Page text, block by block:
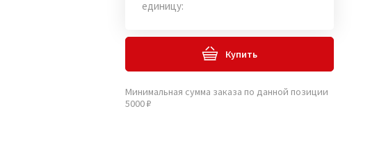
единицу:
Купить
Минимальная сумма заказа по данной позиции
5000 ₽